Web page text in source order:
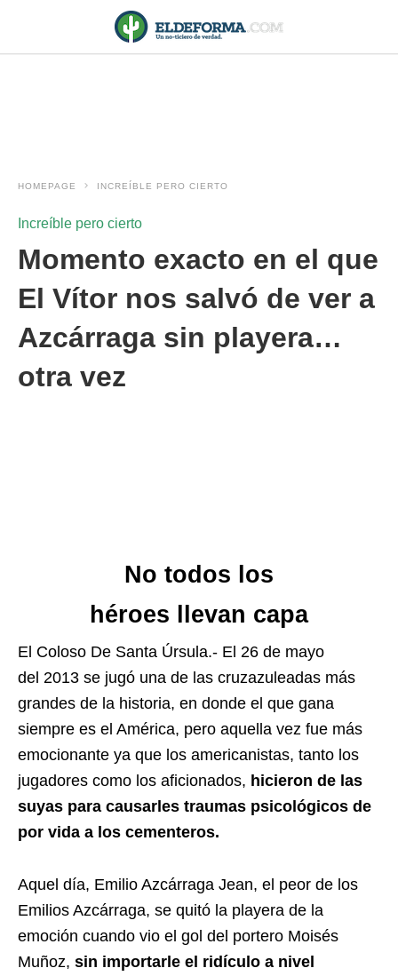
HOMEPAGE INCREÍBLE PERO CIERTO
Increíble pero cierto
Momento exacto en el que
El Vítor nos salvó de ver a
Azcárraga sin playera…
otra vez
No todos los
héroes llevan capa
El Coloso De Santa Úrsula.- El 26 de mayo
del 2013 se jugó una de las cruzazuleadas más
grandes de la historia, en donde el que gana
siempre es el América, pero aquella vez fue más
emocionante ya que los americanistas, tanto los
jugadores como los aficionados, hicieron de las
suyas para causarles traumas psicológicos de
por vida a los cementeros.
Aquel día, Emilio Azcárraga Jean, el peor de los
Emilios Azcárraga, se quitó la playera de la
emoción cuando vio el gol del portero Moisés
Muñoz, sin importarle el ridículo a nivel